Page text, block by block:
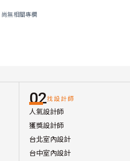
尚無相關專欄
02找設計師
人氣設計師
獲獎設計師
台北室內設計
台中室內設計